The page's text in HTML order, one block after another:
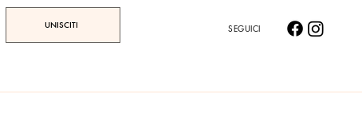
UNISCITI SEGUICI